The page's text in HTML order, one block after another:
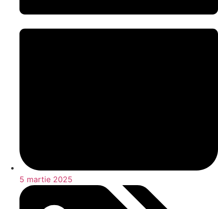
5 martie 2025